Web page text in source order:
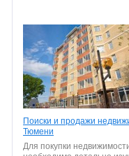
Поиски и продажи
Тюмени
Для покупки